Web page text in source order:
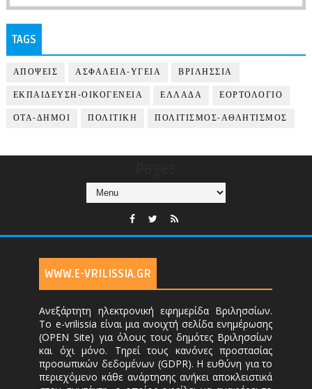
TAGS
ΑΠΟΨΕΙΣ ΑΣΦΑΛΕΙΑ-ΥΓΕΙΑ ΒΡΙΛΗΣΣΙΑ
ΕΚΠΑΙΔΕΥΣΗ-ΟΙΚΟΓΕΝΕΙΑ ΕΛΛΑΔΑ ΕΟΡΤΟΛΟΓΙΟ
ΟΤΑ-ΔΗΜΟΙ ΠΟΛΙΤΙΚΗ ΠΟΛΙΤΙΣΜΟΣ-ΑΘΛΗΤΙΣΜΟΣ
WWW.E-VRILISSIA.GR
Ανεξάρτητη ηλεκτρονική εφημερίδα Βριλησσίων.
Το e-vrilissia είναι μια ανοιχτή σελίδα ενημέρωσης
(OPEN Site) για όλους τους δημότες Βριλησσίων
και όχι μόνο. Τηρεί τους κανόνες προστασίας
προσωπικών δεδομένων (GDPR). Η ευθύνη για το
περιεχόμενο κάθε ανάρτησης ανήκει αποκλειστικά